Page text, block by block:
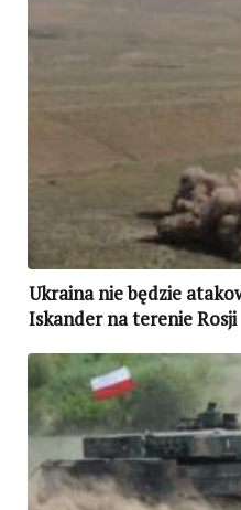
Ukraina nie będzie
Iskander na terenie Rosji